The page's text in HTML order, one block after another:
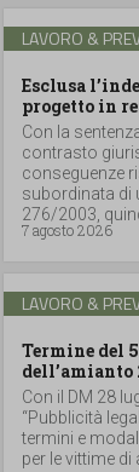
LAVORO &
Esclusa
progetto in
Con la
contrasto
conseguenze
subordinata di
276/2003,
7 agosto 2026
LAVORO &
Termine del
dell’amianto
Con il DM 28
“Pubblicità
termini e
per le vittime